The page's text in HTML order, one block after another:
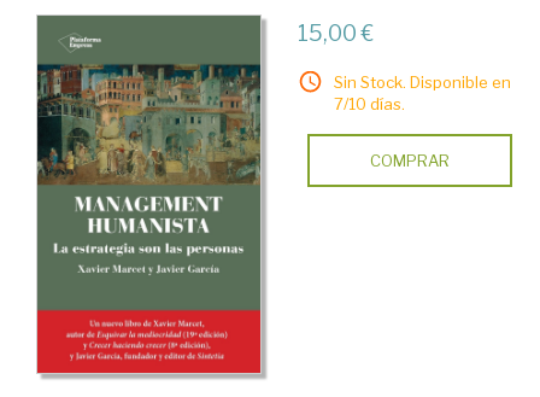
15,00 €
Sin Stock. Disponible en
7/10 días.
COMPRAR